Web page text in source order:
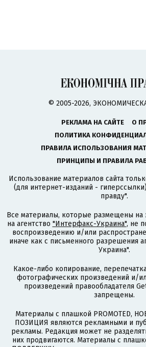
© 2005-2026,
РЕКЛАМА НА САЙТЕ
О
ПОЛИТИКА
ПРАВИЛА ИСПОЛЬЗОВАНИЯ
ПРИНЦИПЫ И ПРАВИЛА
Использование материалов сайта
(для интернет-изданий -
правду".
Все материалы, которые размещены на
на агентство "Интерфакс-Украина", не
воспроизведению и/или
иначе как с письменного разрешения
Украина".
Какое-либо копирование,
фотографических произведений и/
произведений правообладателя
запрещены.
Материалы с плашкой PROMOTED,
ПОЗИЦИЯ являются рекламными и
рекламы. Редакция может не
них продвигаются. Материалы с